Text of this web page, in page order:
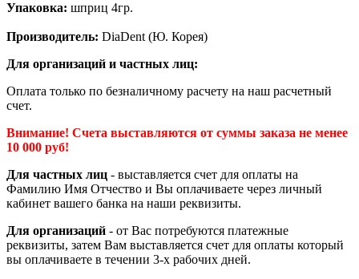
Упаковка: шприц 4гр.
Производитель: DiaDent (Ю. Корея)
Для организаций и частных лиц:
Оплата только по безналичному расчету на наш расчетный
счет.
Внимание! Счета выставляются от суммы заказа не менее
10 000 руб!
Для частных лиц - выставляется счет для оплаты на
Фамилию Имя Отчество и Вы оплачиваете через личный
кабинет вашего банка на наши реквизиты.
Для организаций - от Вас потребуются платежные
реквизиты, затем Вам выставляется счет для оплаты который
вы оплачиваете в течении 3-х рабочих дней.